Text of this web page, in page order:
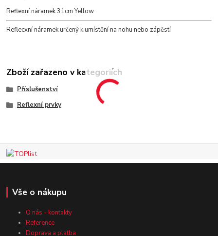
Reflexní náramek 31cm Yellow
Reflecxní náramek určený k umístění na nohu nebo zápěstí
Zboží zařazeno v kategoriích
Příslušenství
Reflexní prvky
Vše o nákupu
O nás - kontakty
Reference
Doprava a platba